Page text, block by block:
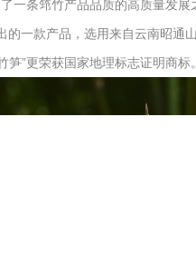
一条筇竹产品品质的高质量发
的一款产品，选用来自云南昭
笋”更荣获国家地理标志证明商标